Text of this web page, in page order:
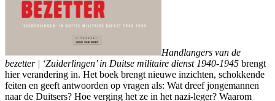
Handlangers van de
bezetter| ‘Zuiderlingen’ in Duitse militaire dienst 1940-1945 brengt
hier verandering in. Het boek brengt nieuwe inzichten, schokkende
feiten en geeft antwoorden op vragen als: Wat dreef jongemannen
naar de Duitsers? Hoe verging het ze in het nazi-leger? Waarom